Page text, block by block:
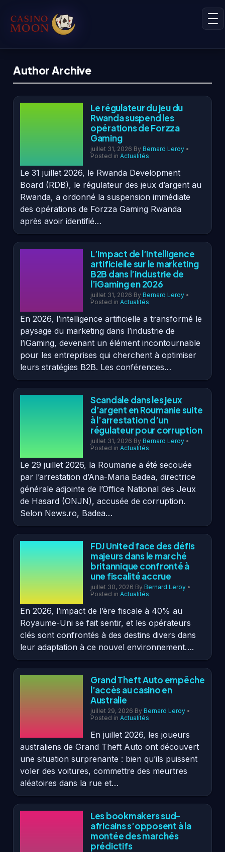
Author Archive
Le régulateur du jeu du
Rwanda suspend les
opérations de Forzza
Gaming
juillet 31, 2026 By Bernard Leroy •
Posted in Actualités
Le 31 juillet 2026, le Rwanda Development
Board (RDB), le régulateur des jeux d’argent au
Rwanda, a ordonné la suspension immédiate
des opérations de Forzza Gaming Rwanda
après avoir identifié…
L’impact de l’intelligence
artificielle sur le marketing
B2B dans l’industrie de
l’iGaming en 2026
juillet 31, 2026 By Bernard Leroy •
Posted in Actualités
En 2026, l’intelligence artificielle a transformé le
paysage du marketing dans l’industrie de
l’iGaming, devenant un élément incontournable
pour les entreprises qui cherchent à optimiser
leurs stratégies B2B. Les conférences…
Scandale dans les jeux
d’argent en Roumanie suite
à l’arrestation d’un
régulateur pour corruption
juillet 31, 2026 By Bernard Leroy •
Posted in Actualités
Le 29 juillet 2026, la Roumanie a été secouée
par l’arrestation d’Ana-Maria Badea, directrice
générale adjointe de l’Office National des Jeux
de Hasard (ONJN), accusée de corruption.
Selon News.ro, Badea…
FDJ United face des défis
majeurs dans le marché
britannique confronté à
une fiscalité accrue
juillet 30, 2026 By Bernard Leroy •
Posted in Actualités
En 2026, l’impact de l’ère fiscale à 40% au
Royaume-Uni se fait sentir, et les opérateurs
clés sont confrontés à des destins divers dans
leur adaptation à ce nouvel environnement….
Grand Theft Auto empêche
l’accès au casino en
Australie
juillet 29, 2026 By Bernard Leroy •
Posted in Actualités
En juillet 2026, les joueurs
australiens de Grand Theft Auto ont découvert
une situation surprenante : bien qu’ils puissent
voler des voitures, commettre des meurtres
aléatoires dans la rue et…
Les bookmakers sud-
africains s’opposent à la
montée des marchés
prédictifs